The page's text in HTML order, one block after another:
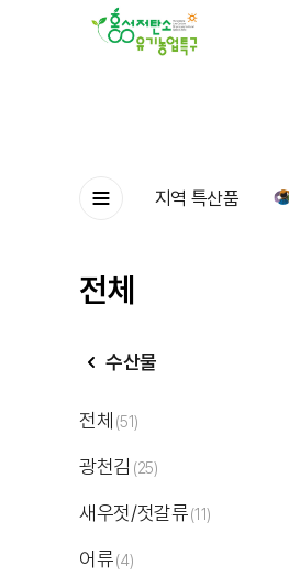
지역 특산품
전체
수산물
전체 (51)
광천김 (25)
새우젓/젓갈류(11)
어류(4)